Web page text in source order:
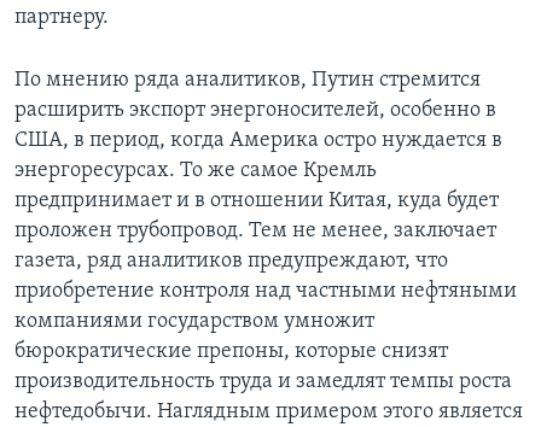
партнеру.
По мнению ряда аналитиков, Путин стремится
расширить экспорт энергоносителей, особенно в
США, в период, когда Америка остро нуждается в
энергоресурсах. То же самое Кремль
предпринимает и в отношении Китая, куда будет
проложен трубопровод. Тем не менее, заключает
газета, ряд аналитиков предупреждают, что
приобретение контроля над частными нефтяными
компаниями государством умножит
бюрократические препоны, которые снизят
производительность труда и замедлят темпы роста
нефтедобычи. Наглядным примером этого является